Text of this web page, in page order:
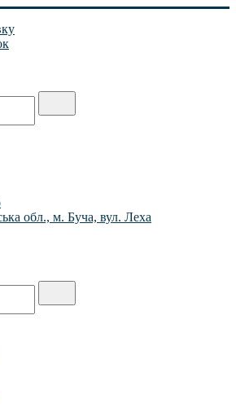
обл., м. Буча, вул. Леха